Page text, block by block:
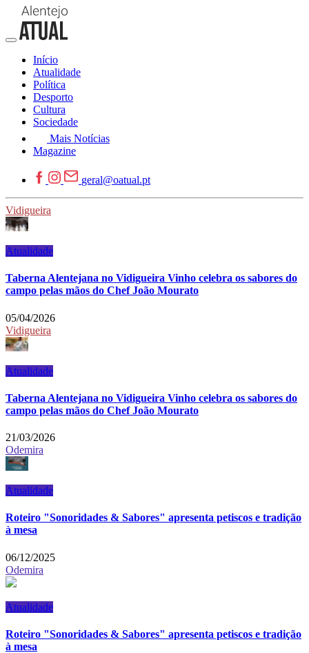
Início
Atualidade
Política
Desporto
Cultura
Sociedade
Mais Notícias
Magazine
geral@oatual.pt
Vidigueira
Atualidade
Taberna Alentejana no Vidigueira Vinho celebra os sabores do
campo pelas mãos do Chef João Mourato
05/04/2026
Vidigueira
Atualidade
Taberna Alentejana no Vidigueira Vinho celebra os sabores do
campo pelas mãos do Chef João Mourato
21/03/2026
Odemira
Atualidade
Roteiro "Sonoridades & Sabores" apresenta petiscos e tradição
à mesa
06/12/2025
Odemira
Atualidade
Roteiro "Sonoridades & Sabores" apresenta petiscos e tradição
à mesa